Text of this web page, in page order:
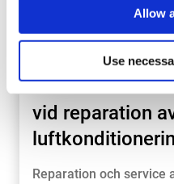
Allow
Use
Hur man
vid reparation
Reparation och service